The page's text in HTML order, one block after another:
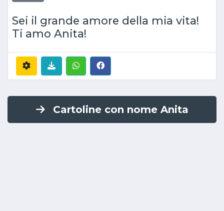
Sei il grande amore della mia vita!
Ti amo Anita!
Cartoline con nome Anita